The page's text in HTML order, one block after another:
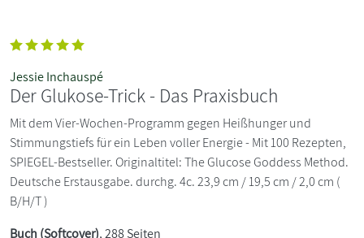
Jessie Inchauspé
Der Glukose-Trick - Das Praxisbuch
Mit dem Vier-Wochen-Programm gegen Heißhunger und
Stimmungstiefs für ein Leben voller Energie - Mit 100 Rezepten,
SPIEGEL-Bestseller. Originaltitel: The Glucose Goddess Method.
Deutsche Erstausgabe. durchg. 4c. 23,9 cm / 19,5 cm / 2,0 cm (
B/H/T )
Buch (Softcover), 288 Seiten